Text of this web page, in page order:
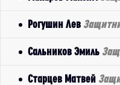
Рогушин Лев
Сальников Эмиль
Старцев Матвей